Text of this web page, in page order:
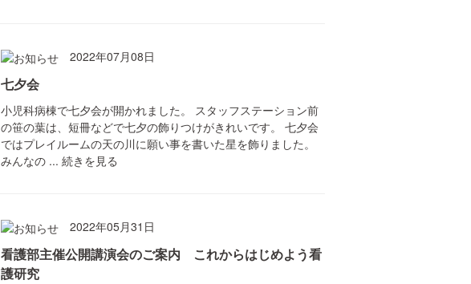
2022年07月08日
七夕会
小児科病棟で七夕会が開かれました。 スタッフステーション前
の笹の葉は、短冊などで七夕の飾りつけがきれいです。 七夕会
ではプレイルームの天の川に願い事を書いた星を飾りました。
みんなの ... 続きを見る
2022年05月31日
看護部主催公開講演会のご案内 これからはじめよう看
護研究